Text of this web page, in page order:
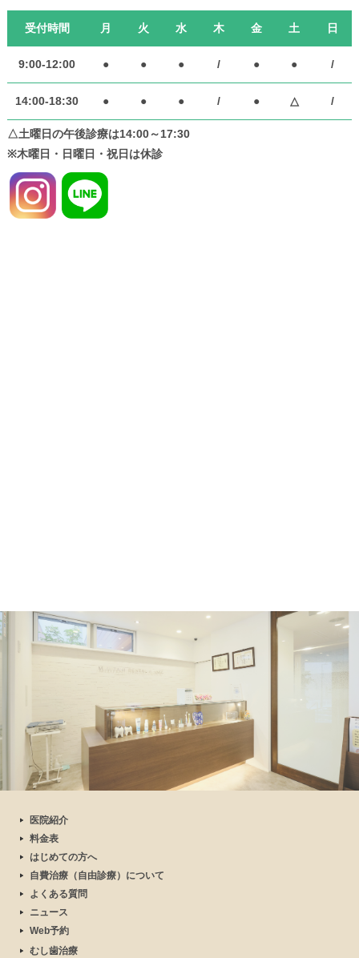
受付時間 月 火 水 木 金 土 日
9:00-12:00 ● ● ● / ● ● /
14:00-18:30 ● ● ● / ● △ /
△土曜日の午後診療は14:00～17:30
※木曜日・日曜日・祝日は休診
医院紹介
料金表
はじめての方へ
自費治療（自由診療）について
よくある質問
ニュース
Web予約
むし歯治療